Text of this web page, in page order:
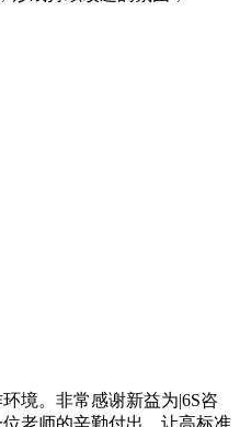
境。非常感谢新益为|6S咨
老师的辛勤付出，让高标准